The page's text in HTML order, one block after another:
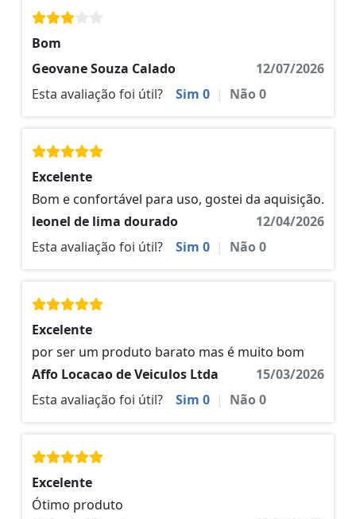
Bom
Geovane Souza Calado
12/07/2026
Esta avaliação foi útil?
Sim 0 | Não0
Excelente
Bom e confortável para uso, gostei da aquisição.
leonel de lima dourado
12/04/2026
Esta avaliação foi útil?
Sim 0 | Não0
Excelente
por ser um produto barato mas é muito bom
Affo Locacao de Veiculos Ltda
15/03/2026
Esta avaliação foi útil?
Sim 0 | Não0
Excelente
Ótimo produto